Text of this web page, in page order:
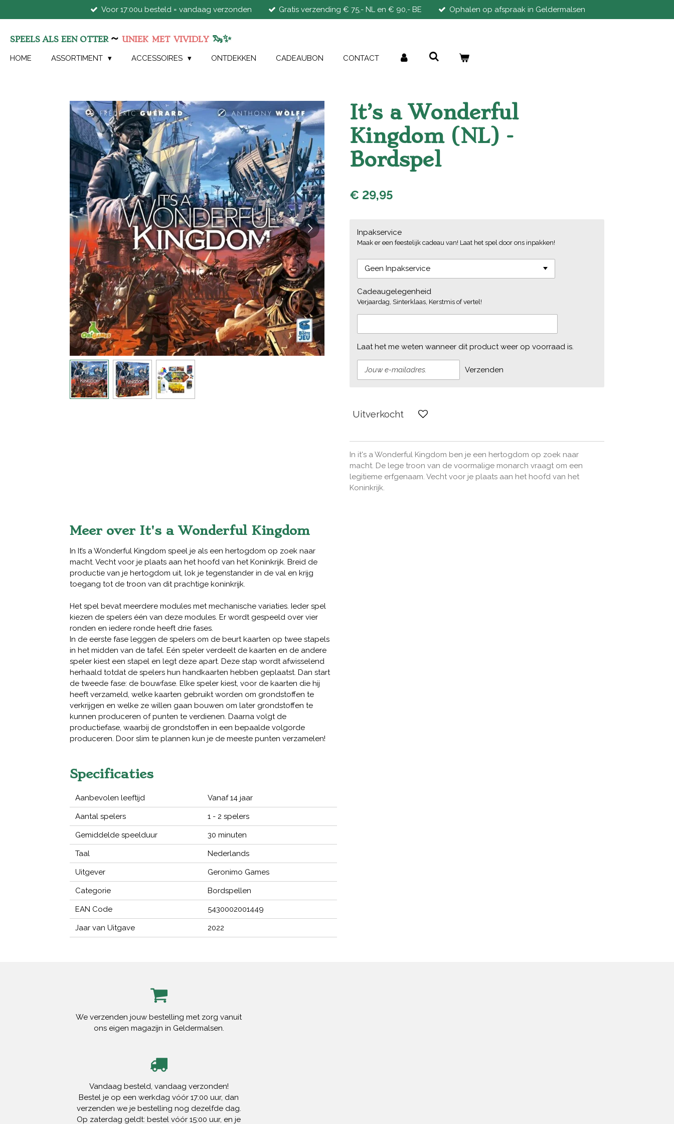
direct
de
hoofdinhoud
Voor 17:00u besteld = vandaag verzonden Gratis verzending € 75,- NL en € 90,- BE Ophalen op afspraak in Geldermalsen
SPEELS ALS EEN OTTER ~ UNIEK MET VIVIDLY 🦦✨
HOME ASSORTIMENT ACCESSOIRES ONTDEKKEN CADEAUBON CONTACT
It’s a Wonderful
Kingdom (NL) -
Bordspel
€ 29,95
Inpakservice
Maak er een feestelijk cadeau van! Laat het spel door ons inpakken!
Cadeaugelegenheid
Verjaardag, Sinterklaas, Kerstmis of vertel!
Laat het me weten wanneer dit product weer op voorraad is.
Verzenden
Uitverkocht
In it's a Wonderful Kingdom ben je een hertogdom op zoek naar
macht. De lege troon van de voormalige monarch vraagt om een
legitieme erfgenaam. Vecht voor je plaats aan het hoofd van het
Koninkrijk.
Meer over It's a Wonderful Kingdom
In It’s a Wonderful Kingdom speel je als een hertogdom op zoek naar
macht. Vecht voor je plaats aan het hoofd van het Koninkrijk. Breid de
productie van je hertogdom uit, lok je tegenstander in de val en krijg
toegang tot de troon van dit prachtige koninkrijk.
Het spel bevat meerdere modules met mechanische variaties. Ieder spel
kiezen de spelers één van deze modules. Er wordt gespeeld over vier
ronden en iedere ronde heeft drie fases.
In de eerste fase leggen de spelers om de beurt kaarten op twee stapels
in het midden van de tafel. Eén speler verdeelt de kaarten en de andere
speler kiest een stapel en legt deze apart. Deze stap wordt afwisselend
herhaald totdat de spelers hun handkaarten hebben geplaatst. Dan start
de tweede fase: de bouwfase. Elke speler kiest, voor de kaarten die hij
heeft verzameld, welke kaarten gebruikt worden om grondstoffen te
verkrijgen en welke ze willen gaan bouwen om later grondstoffen te
kunnen produceren of punten te verdienen. Daarna volgt de
productiefase, waarbij de grondstoffen in een bepaalde volgorde
produceren. Door slim te plannen kun je de meeste punten verzamelen!
Specificaties
Aanbevolen leeftijd Vanaf 14 jaar
Aantal spelers 1 - 2 spelers
Gemiddelde speelduur 30 minuten
Taal Nederlands
Uitgever Geronimo Games
Categorie Bordspellen
EAN Code 5430002001449
Jaar van Uitgave 2022
We verzenden jouw bestelling met zorg vanuit
ons eigen magazijn in Geldermalsen.
Vandaag besteld, vandaag verzonden!
Bestel je op een werkdag vóór 17:00 uur, dan
verzenden we je bestelling nog dezelfde dag.
Op zaterdag geldt: bestel vóór 15:00 uur, en je